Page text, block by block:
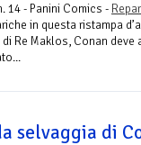
14 - Panini Comics -
in questa ristampa
Re Maklos, Conan
selvaggia di